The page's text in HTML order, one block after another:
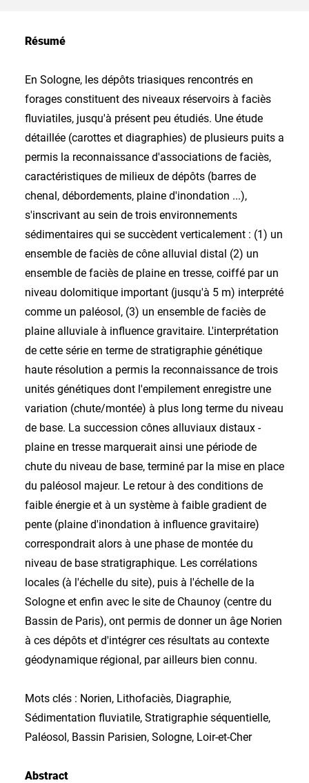
Résumé
En Sologne, les dépôts triasiques rencontrés en
forages constituent des niveaux réservoirs à faciès
fluviatiles, jusqu'à présent peu étudiés. Une étude
détaillée (carottes et diagraphies) de plusieurs puits a
permis la reconnaissance d'associations de faciès,
caractéristiques de milieux de dépôts (barres de
chenal, débordements, plaine d'inondation ...),
s'inscrivant au sein de trois environnements
sédimentaires qui se succèdent verticalement : (1) un
ensemble de faciès de cône alluvial distal (2) un
ensemble de faciès de plaine en tresse, coiffé par un
niveau dolomitique important (jusqu'à 5 m) interprété
comme un paléosol, (3) un ensemble de faciès de
plaine alluviale à influence gravitaire. L'interprétation
de cette série en terme de stratigraphie génétique
haute résolution a permis la reconnaissance de trois
unités génétiques dont l'empilement enregistre une
variation (chute/montée) à plus long terme du niveau
de base. La succession cônes alluviaux distaux -
plaine en tresse marquerait ainsi une période de
chute du niveau de base, terminé par la mise en place
du paléosol majeur. Le retour à des conditions de
faible énergie et à un système à faible gradient de
pente (plaine d'inondation à influence gravitaire)
correspondrait alors à une phase de montée du
niveau de base stratigraphique. Les corrélations
locales (à l'échelle du site), puis à l'échelle de la
Sologne et enfin avec le site de Chaunoy (centre du
Bassin de Paris), ont permis de donner un âge Norien
à ces dépôts et d'intégrer ces résultats au contexte
géodynamique régional, par ailleurs bien connu.
Mots clés : Norien, Lithofaciès, Diagraphie,
Sédimentation fluviatile, Stratigraphie séquentielle,
Paléosol, Bassin Parisien, Sologne, Loir-et-Cher
Abstract